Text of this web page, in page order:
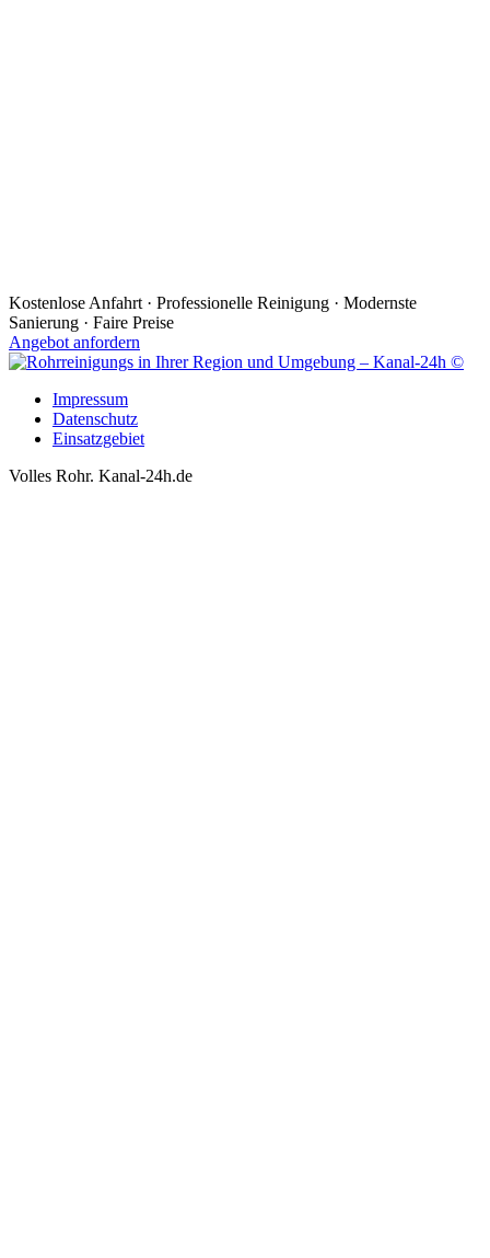
Kostenlose Anfahrt · Professionelle Reinigung · Modernste
Sanierung · Faire Preise
Angebot anfordern
Impressum
Datenschutz
Einsatzgebiet
Volles Rohr. Kanal-24h.de